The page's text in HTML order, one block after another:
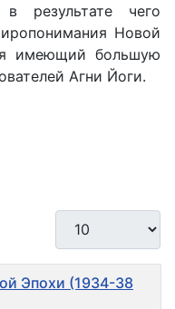
результате чего
Новой
имеющий большую
Агни Йоги.
Кол-во строк:
Эпохи (1934-38